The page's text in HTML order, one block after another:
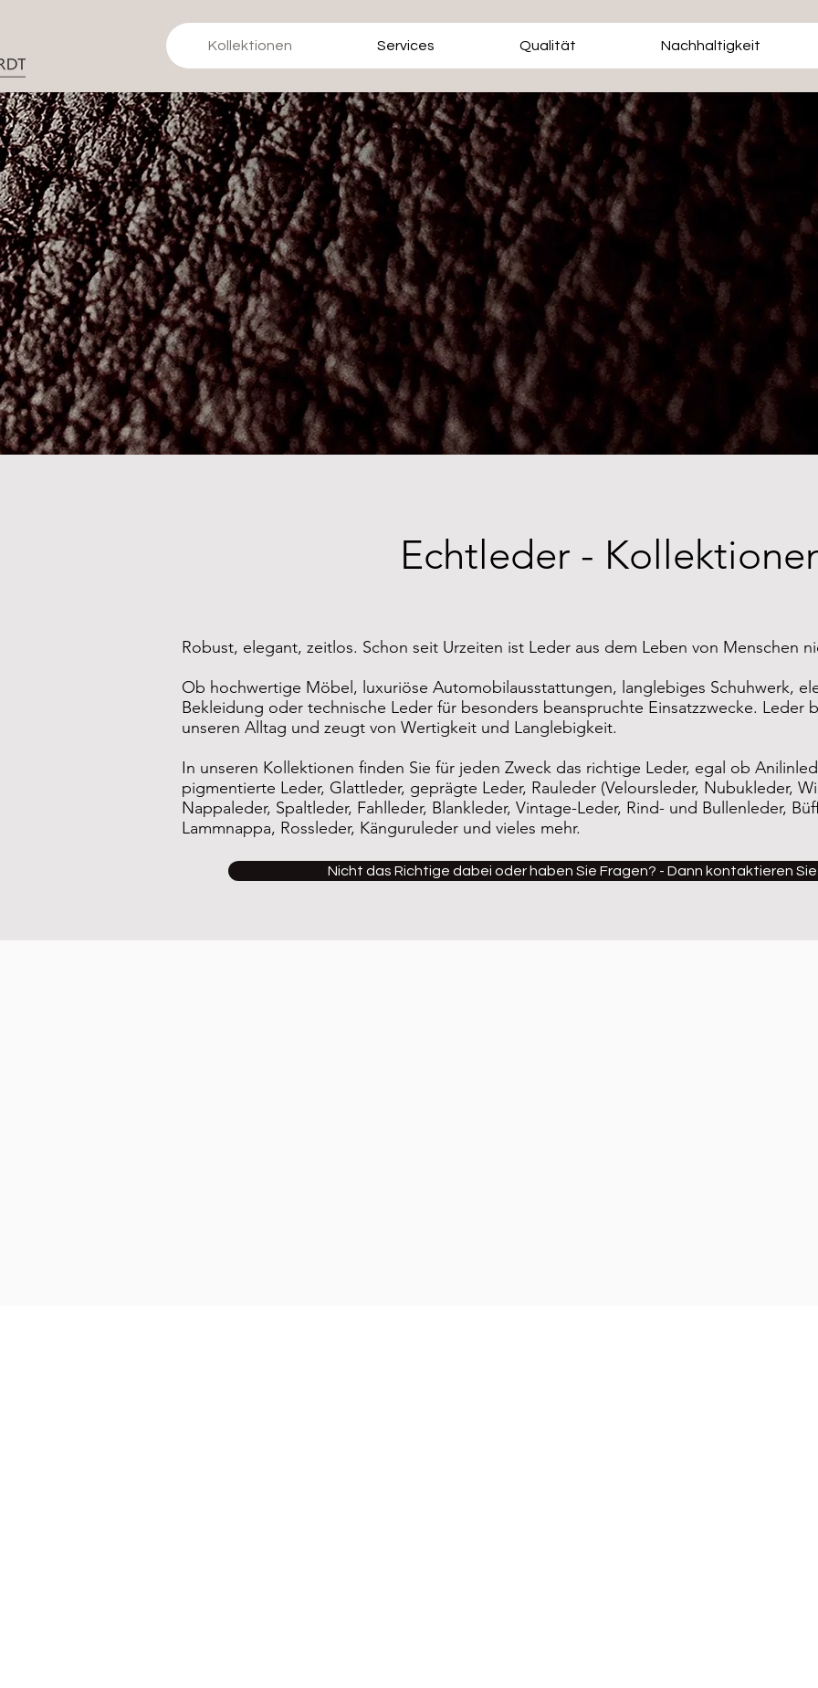
Kollektionen Services Qualität Nachhaltigkeit
Echtleder -
Robust, elegant, zeitlos. Schon seit Urzeiten ist Leder aus dem Leben von Menschen
Ob hochwertige Möbel, luxuriöse Automobilausstattungen, langlebiges Schuhwerk,
Bekleidung oder technische Leder für besonders beanspruchte Einsatzzwecke. Leder
unseren Alltag und zeugt von Wertigkeit und Langlebigkeit.
In unseren Kollektionen finden Sie für jeden Zweck das richtige Leder, egal ob
pigmentierte Leder, Glattleder, geprägte Leder, Rauleder (Veloursleder, Nubukleder,
Nappaleder, Spaltleder, Fahlleder, Blankleder, Vintage-Leder, Rind- und Bullenleder,
Lammnappa, Rossleder, Känguruleder und vieles mehr.
Nicht das Richtige dabei oder haben Sie Fragen? - Dann kontaktieren Sie